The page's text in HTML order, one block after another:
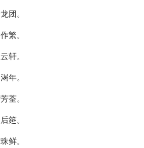
团。
繁。
轩。
年。
荃。
筵。
鲜。